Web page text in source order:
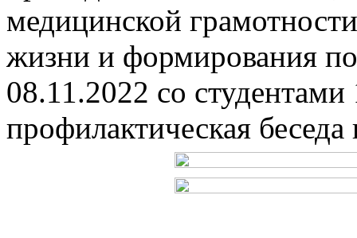
медицинской
жизни и формирования
08.11.2022 со студентами
профилактическая